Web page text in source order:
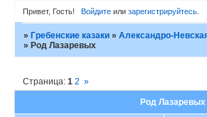
Привет, Гость! Войдитеили зарегистрируйтесь.
»Гребенские казаки »Александро-
»Род Лазаревых
Род Лазаревых
Страница:1 2 »